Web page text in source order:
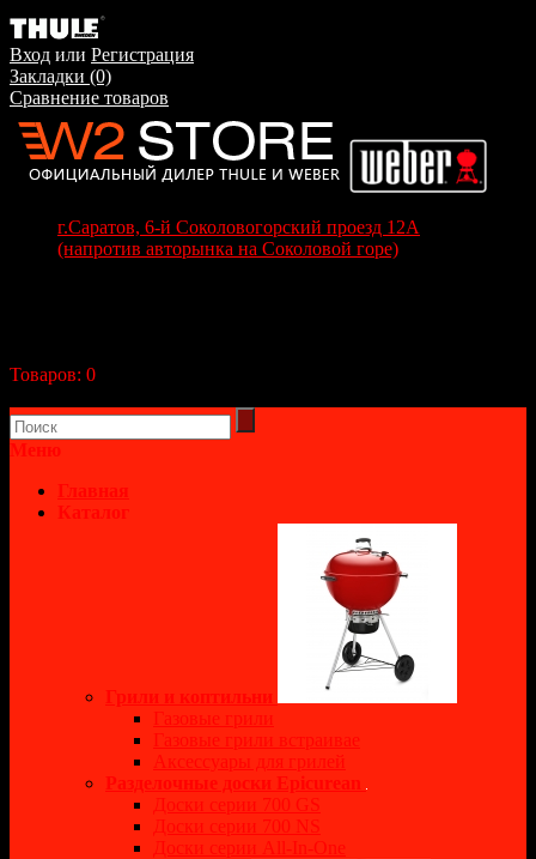
Вход или Регистрация
Закладки (0)
Сравнение товаров
г.Саратов, 6-й Соколовогорский проезд 12А
(напротив авторынка на Соколовой горе)
Товаров: 0
Меню
Главная
Каталог
Грили и коптильни
Газовые грили
Газовые грили встраивае
Аксессуары для грилей
Разделочные доски Epicurean
Доски серии 700 GS
Доски серии 700 NS
Доски серии All-In-One